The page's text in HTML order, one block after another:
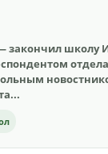
закончил школу